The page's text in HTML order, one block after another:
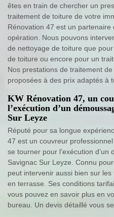
êtes en train de chercher un
traitement de toiture de votre
Rénovation 47 est un
opération. Nous pouvons
de nettoyage de toiture que
de toiture ou encore pour un
Nos prestations de traitement
proposées à des prix adaptés à
KW Rénovation 47, un
l’exécution d’un
Sur Leyze
Réputé pour sa longue
47 est un couvreur
se tourner pour l’exécution
Savignac Sur Leyze. Connu
peut intervenir aussi bien sur
en terrasse. Ses conditions
vous pouvez en savoir plus en
bureau. Un devis détaillé vous